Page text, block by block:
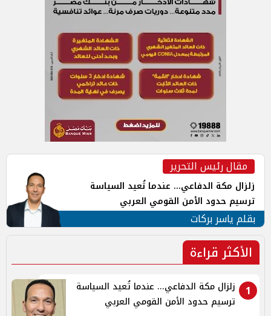
مقال رئيس التحرير
زلزال مكة الدفاعي... عندما تُعيد السياسة
ترسيم حدود الأمن القومي العربي
بقلم ياسر بركات
الأكثر قراءة
1
زلزال مكة الدفاعي... عندما تُعيد السياسة
ترسيم حدود الأمن القومي العربي